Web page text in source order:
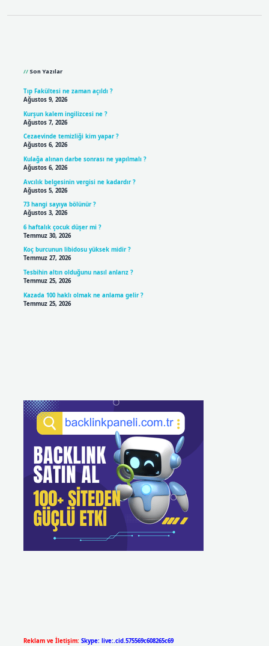
Son Yazılar
Tıp Fakültesi ne zaman açıldı ?
Ağustos 9, 2026
Kurşun kalem ingilizcesi ne ?
Ağustos 7, 2026
Cezaevinde temizliği kim yapar ?
Ağustos 6, 2026
Kulağa alınan darbe sonrası ne yapılmalı ?
Ağustos 6, 2026
Avcılık belgesinin vergisi ne kadardır ?
Ağustos 5, 2026
73 hangi sayıya bölünür ?
Ağustos 3, 2026
6 haftalık çocuk düşer mi ?
Temmuz 30, 2026
Koç burcunun libidosu yüksek midir ?
Temmuz 27, 2026
Tesbihin altın olduğunu nasıl anlarız ?
Temmuz 25, 2026
Kazada 100 haklı olmak ne anlama gelir ?
Temmuz 25, 2026
Reklam ve İletişim: Skype: live:.cid.575569c608265c69